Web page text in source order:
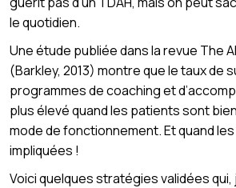
le quotidien.
Une étude publiée dans la revue The
(Barkley, 2013) montre que le taux de
programmes de coaching et
plus élevé quand les patients sont
mode de fonctionnement. Et quand
impliquées !
Voici quelques stratégies validées qui,